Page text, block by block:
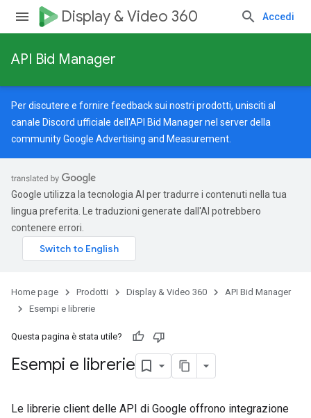
Display & Video 360 Accedi
API Bid Manager
Per discutere e fornire feedback sui nostri prodotti, unisciti al
canale Discord ufficiale dell'API Bid Manager nel server della
community Google Advertising and Measurement
Google utilizza la tecnologia AI per tradurre i contenuti nella tua
lingua preferita. Le traduzioni generate dall'AI potrebbero
contenere errori.
Home page Prodotti Display & Video 360
API Bid Manager
Esempi e librerie
Questa pagina è stata utile?
Esempi e librerie
Le librerie client delle API di Google offrono integrazione